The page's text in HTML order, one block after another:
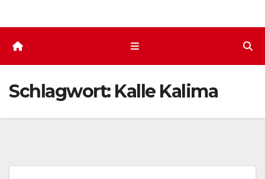
Schlagwort: Kalle Kalima